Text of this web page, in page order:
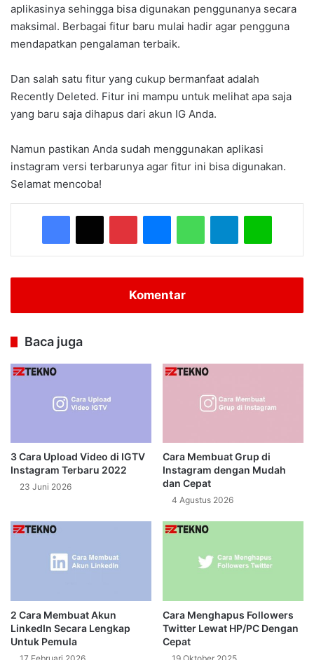
aplikasinya sehingga bisa digunakan penggunanya secara
maksimal. Berbagai fitur baru mulai hadir agar pengguna
mendapatkan pengalaman terbaik.
Dan salah satu fitur yang cukup bermanfaat adalah
Recently Deleted. Fitur ini mampu untuk melihat apa saja
yang baru saja dihapus dari akun IG Anda.
Namun pastikan Anda sudah menggunakan aplikasi
instagram versi terbarunya agar fitur ini bisa digunakan.
Selamat mencoba!
Facebook
X PinterestMessengerWhatsAppTelegramLine
Komentar
Baca juga
3 Cara Upload Video di IGTV
Instagram Terbaru 2022
23 Juni 2026
Cara Membuat Grup di
Instagram dengan Mudah
dan Cepat
4 Agustus 2026
2 Cara Membuat Akun
LinkedIn Secara Lengkap
Untuk Pemula
Cara Menghapus Followers
Twitter Lewat HP/PC Dengan
Cepat